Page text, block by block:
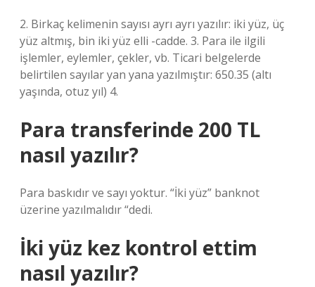
2. Birkaç kelimenin sayısı ayrı ayrı yazılır: iki yüz, üç
yüz altmış, bin iki yüz elli -cadde. 3. Para ile ilgili
işlemler, eylemler, çekler, vb. Ticari belgelerde
belirtilen sayılar yan yana yazılmıştır: 650.35 (altı
yaşında, otuz yıl) 4.
Para transferinde 200 TL
nasıl yazılır?
Para baskıdır ve sayı yoktur. “İki yüz” banknot
üzerine yazılmalıdır “dedi.
İki yüz kez kontrol ettim
nasıl yazılır?